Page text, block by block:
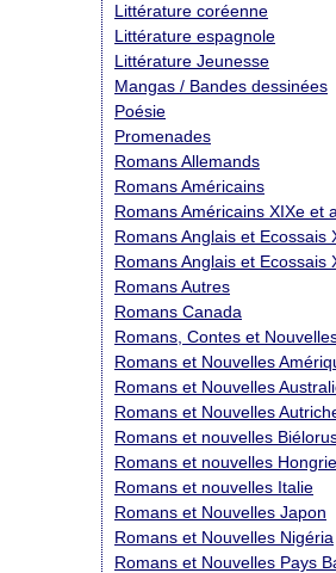
Littérature coréenne
Littérature espagnole
Littérature Jeunesse
Mangas / Bandes dessinées
Poésie
Promenades
Romans Allemands
Romans Américains
Romans Américains XIXe et
Romans Anglais et Ecossais
Romans Anglais et Ecossais
Romans Autres
Romans Canada
Romans, Contes et
Romans et Nouvelles
Romans et Nouvelles
Romans et Nouvelles
Romans et nouvelles
Romans et nouvelles Hongrie
Romans et nouvelles Italie
Romans et Nouvelles Japon
Romans et Nouvelles Nigéria
Romans et Nouvelles Pays